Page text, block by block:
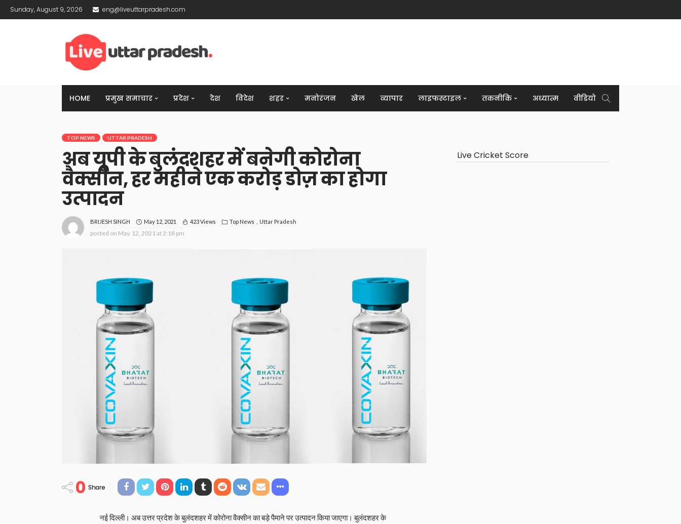
Sunday, August 9, 2026 eng@liveuttarpradesh.com
HOME प्रमुख समाचार प्रदेश देश विदेश शहर मनोरंजन खेल व्यापार लाइफस्टाइल तकनीकि अध्यात्म वीडियो
TOP NEWS UTTAR PRADESH
अब यूपी के बुलंदशहर में बनेगी कोरोना
वैक्सीन, हर महीने एक करोड़ डोज़ का होगा
उत्पादन
BRIJESH SINGH May 12, 2021 423 Views Top News Uttar Pradesh
posted on May. 12, 2021 at 2:18 pm
0 Share
नई दिल्ली। अब उत्तर प्रदेश के बुलंदशहर में कोरोना वैक्सीन का बड़े पैमाने पर उत्पादन किया जाएगा। बुलंदशहर के
Live Cricket Score